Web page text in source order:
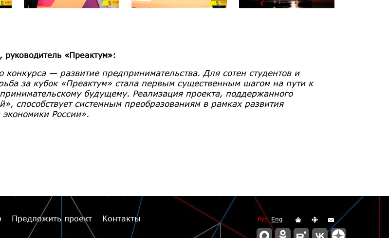
руководитель «Преактум»:
конкурса — развитие предпринимательства. Для сотен студентов и
за кубок «Преактум» стала первым существенным шагом на пути к
будущему. Реализация проекта, поддержанного
способствует системным преобразованиям в рамках развития
России».
Предложить проект Контакты Рус Eng